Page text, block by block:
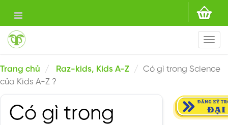
Trang chủ Raz-kids, Kids A-Z
Có gì trong Science
của Kids A-Z ?
Có gì trong